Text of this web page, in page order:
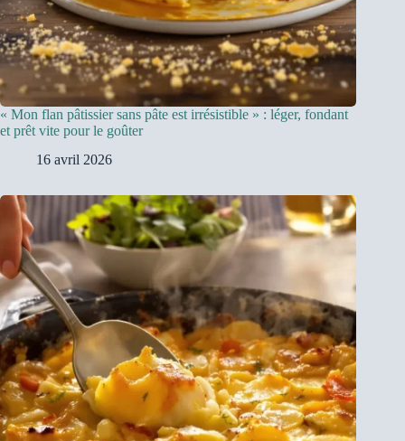
« Mon flan pâtissier sans pâte est irrésistible » : léger, fondant
et prêt vite pour le goûter
16 avril 2026